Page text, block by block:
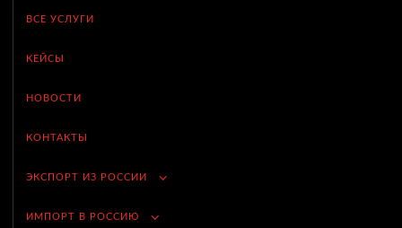
ВСЕ УСЛУГИ
КЕЙСЫ
НОВОСТИ
КОНТАКТЫ
ЭКСПОРТ ИЗ РОССИИ
ИМПОРТ В РОССИЮ